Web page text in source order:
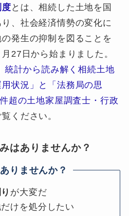
とは、相続した土地を国
、社会経済情勢の変化に
発生の抑制を図ることを
27日から始まりました。
統計から読み解く相続土地
状況」と「法務局の思
超の土地家屋調査士・行政
覧ください。
はありませんか？
りませんか？
が大変だ
けを処分したい